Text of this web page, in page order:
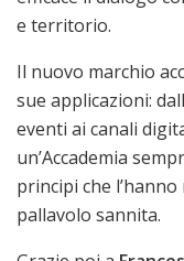
e territorio.
Il nuovo marchio
sue applicazioni:
eventi ai canali
un’Accademia
principi che
pallavolo sannita.